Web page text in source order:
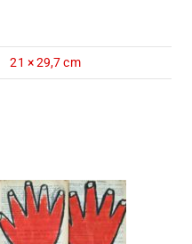
21 × 29,7 cm